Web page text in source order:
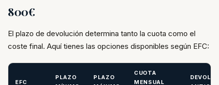
800€
El plazo de devolución determina tanto la cuota como el
coste final. Aquí tienes las opciones disponibles según EFC:
EFC
PLAZO
PLAZO
CUOTA
MENSUAL